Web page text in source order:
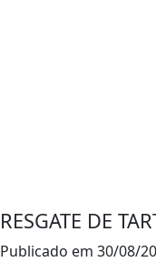
RESGATE DE
Publicado em 30/08/